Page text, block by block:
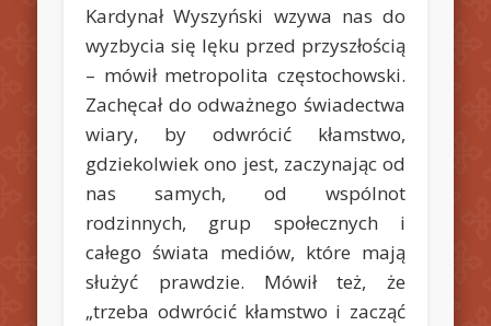
Kardynał Wyszyński wzywa nas do
wyzbycia się lęku przed przyszłością
– mówił metropolita częstochowski.
Zachęcał do odważnego świadectwa
wiary, by odwrócić kłamstwo,
gdziekolwiek ono jest, zaczynając od
nas samych, od wspólnot
rodzinnych, grup społecznych i
całego świata mediów, które mają
służyć prawdzie. Mówił też, że
„trzeba odwrócić kłamstwo i zacząć